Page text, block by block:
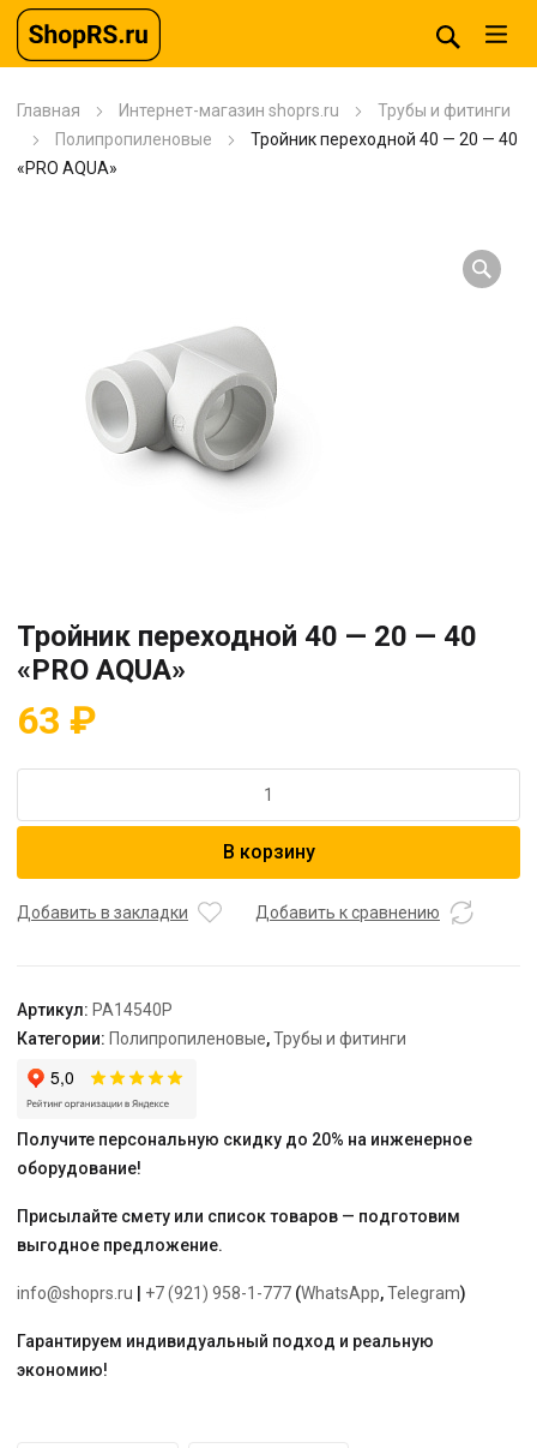
Главная Интернет-магазин shoprs.ru
Трубы и фитинги
Полипропиленовые
Тройник переходной 40 — 20 — 40
«PRO AQUA»
Тройник переходной 40 — 20 — 40
«PRO AQUA»
63 ₽
Тройник
-
"PRO
AQUA"
В корзину
Добавить в закладки Добавить к сравнению
Артикул: PA14540P
Категории: Полипропиленовые,Трубы и фитинги
Получите персональную скидку до 20% на инженерное
оборудование!
Присылайте смету или список товаров — подготовим
выгодное предложение.
info@shoprs.ru +7 (921) 958-1-777 (WhatsApp,Telegram)
Гарантируем индивидуальный подход и реальную
экономию!